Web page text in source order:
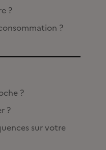
?
?
?
?
sur votre